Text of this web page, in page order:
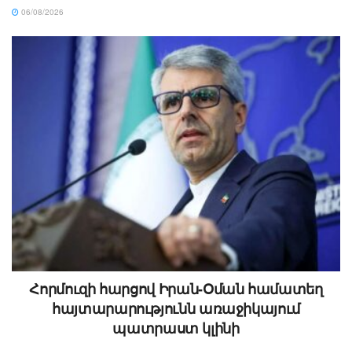
06/08/2026
Հորմուզի հարցով Իրան-Օման համատեղ
հայտարարությունն առաջիկայում
պատրաստ կլինի